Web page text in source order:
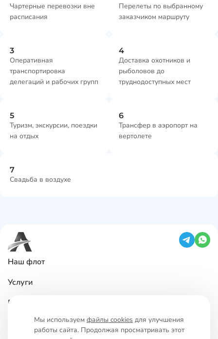
Чартерные перевозки вне
расписания
Перелеты по выбранному
заказчиком маршруту
Оперативная
транспортировка
делегаций и рабочих групп
Доставка охотников и
рыболовов до
труднодоступных мест
Туризм, экскурсии, поездки
на отдых
Трансфер в аэропорт на
вертолете
Свадьба в воздухе
Наш флот
Услуги
Базирование ВС
Наши работыМы используем файлы cookies для улучшения
работы сайта. Продолжая просматривать этот